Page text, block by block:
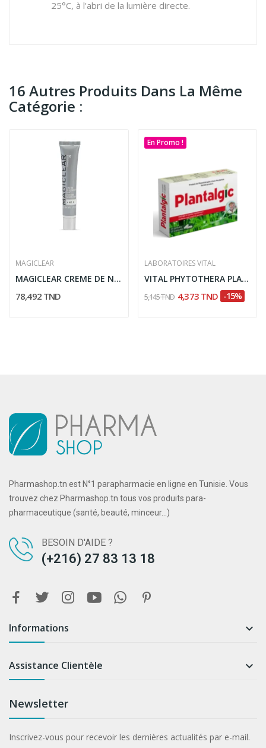
25°C, à l'abri de la lumière directe.
16 Autres Produits Dans La Même
Catégorie :
MAGICLEAR
MAGICLEAR CREME DE NUIT REGENERANTE + VIT C 50GR
78,492 TND
En Promo !
LABORATOIRES VITAL
VITAL PHYTOTHERA PLANTALGIC 15 GELULES
5,145 TND 4,373 TND -15%
Pharmashop.tn est N°1 parapharmacie en ligne en Tunisie. Vous
trouvez chez Pharmashop.tn tous vos produits para-
pharmaceutique (santé, beauté, minceur...)
BESOIN D'AIDE ?
(+216) 27 83 13 18
Informations 
Assistance Clientèle 
Newsletter
Inscrivez-vous pour recevoir les dernières actualités par e-mail.